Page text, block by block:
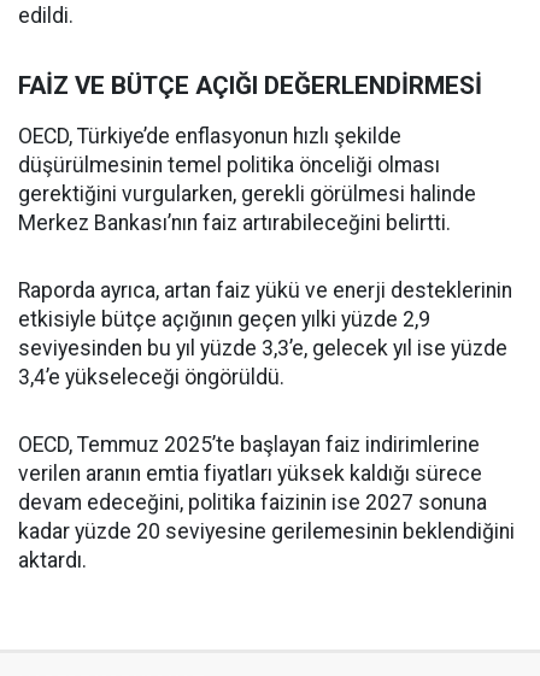
edildi.
FAİZ VE BÜTÇE AÇIĞI DEĞERLENDİRMESİ
OECD, Türkiye’de enflasyonun hızlı şekilde
düşürülmesinin temel politika önceliği olması
gerektiğini vurgularken, gerekli görülmesi halinde
Merkez Bankası’nın faiz artırabileceğini belirtti.
Raporda ayrıca, artan faiz yükü ve enerji desteklerinin
etkisiyle bütçe açığının geçen yılki yüzde 2,9
seviyesinden bu yıl yüzde 3,3’e, gelecek yıl ise yüzde
3,4’e yükseleceği öngörüldü.
OECD, Temmuz 2025’te başlayan faiz indirimlerine
verilen aranın emtia fiyatları yüksek kaldığı sürece
devam edeceğini, politika faizinin ise 2027 sonuna
kadar yüzde 20 seviyesine gerilemesinin beklendiğini
aktardı.